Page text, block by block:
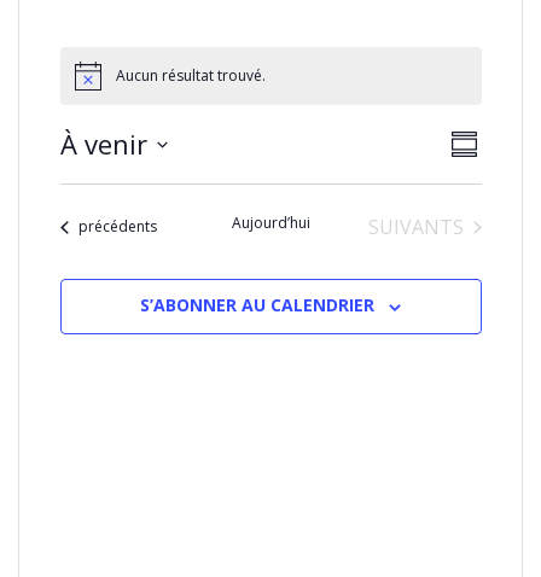
Aucun résultat trouvé.
PAR
de
vues
RÉSUMÉ
À venir
dateÉvènements
précédents Aujourd’hui ÉVÈNEMENTS
SUIVANTS
S’ABONNER AU CALENDRIER